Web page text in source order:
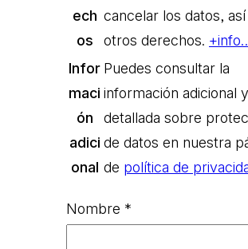
ech
os
cancelar los datos,
otros derechos.
Infor
maci
ón
adici
onal
Puedes consultar la
información adicional y
detallada sobre
de datos en nuestra
de política de
Nombre *